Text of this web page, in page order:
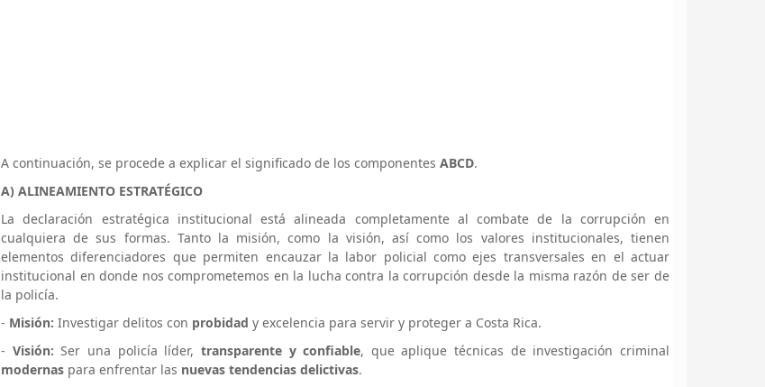
A continuación, se procede a explicar el significado de los componentes ABCD.
A) ALINEAMIENTO ESTRATÉGICO
La declaración estratégica institucional está alineada completamente al combate de la corrupción en
cualquiera de sus formas. Tanto la misión, como la visión, así como los valores institucionales, tienen
elementos diferenciadores que permiten encauzar la labor policial como ejes transversales en el actuar
institucional en donde nos comprometemos en la lucha contra la corrupción desde la misma razón de ser de
la policía.
- Misión: Investigar delitos con probidad y excelencia para servir y proteger a Costa Rica.
- Visión: Ser una policía líder, transparente y confiable, que aplique técnicas de investigación criminal
modernas para enfrentar las nuevas tendencias delictivas.